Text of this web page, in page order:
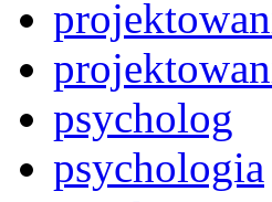
psycholog
psychologia